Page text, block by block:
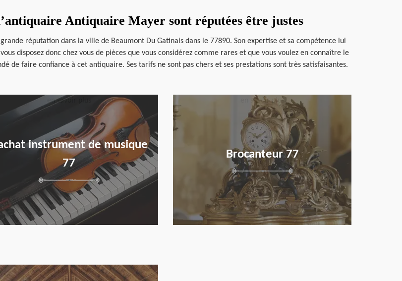
Antiquaire Mayer sont réputées être justes
réputation dans la ville de Beaumont Du Gatinais dans le 77890. Son expertise et sa compétence lui
disposez donc chez vous de pièces que vous considérez comme rares et que vous voulez en connaître le
de faire confiance à cet antiquaire. Ses tarifs ne sont pas chers et ses prestations sont très satisfaisantes.
instrument de musique
77
en savoir plus
Brocanteur 77
en savoir plus
en savoir plus